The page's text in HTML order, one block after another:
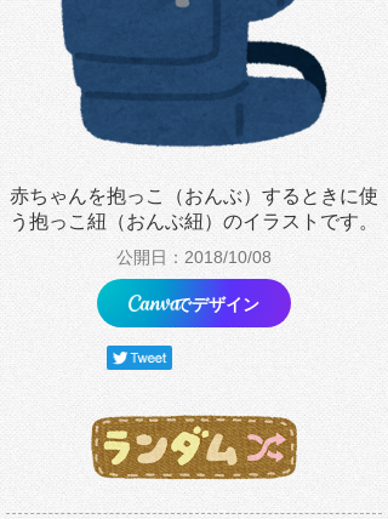
赤ちゃんを抱っこ（おんぶ）するときに使
う抱っこ紐（おんぶ紐）のイラストです。
公開日：2018/10/08
でデザイン